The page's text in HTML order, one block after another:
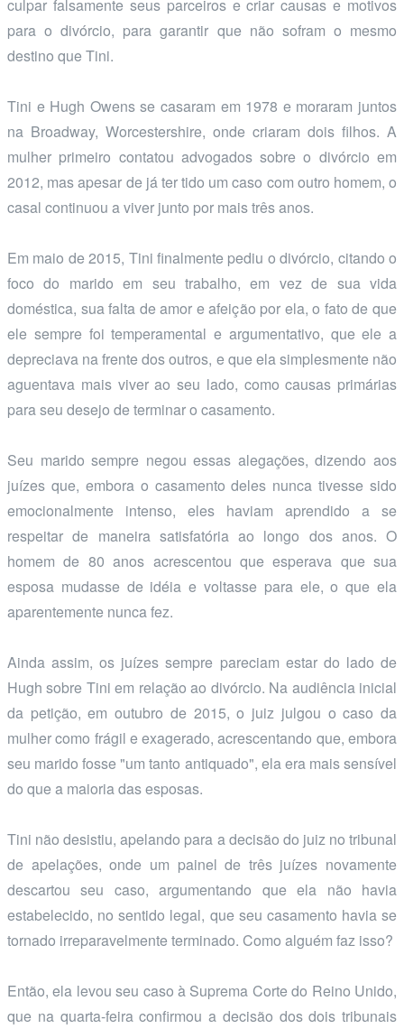
culpar falsamente seus parceiros e criar causas e motivos
para o divórcio, para garantir que não sofram o mesmo
destino que Tini.
Tini e Hugh Owens se casaram em 1978 e moraram juntos
na Broadway, Worcestershire, onde criaram dois filhos. A
mulher primeiro contatou advogados sobre o divórcio em
2012, mas apesar de já ter tido um caso com outro homem, o
casal continuou a viver junto por mais três anos.
Em maio de 2015, Tini finalmente pediu o divórcio, citando o
foco do marido em seu trabalho, em vez de sua vida
doméstica, sua falta de amor e afeição por ela, o fato de que
ele sempre foi temperamental e argumentativo, que ele a
depreciava na frente dos outros, e que ela simplesmente não
aguentava mais viver ao seu lado, como causas primárias
para seu desejo de terminar o casamento.
Seu marido sempre negou essas alegações, dizendo aos
juízes que, embora o casamento deles nunca tivesse sido
emocionalmente intenso, eles haviam aprendido a se
respeitar de maneira satisfatória ao longo dos anos. O
homem de 80 anos acrescentou que esperava que sua
esposa mudasse de idéia e voltasse para ele, o que ela
aparentemente nunca fez.
Ainda assim, os juízes sempre pareciam estar do lado de
Hugh sobre Tini em relação ao divórcio. Na audiência inicial
da petição, em outubro de 2015, o juiz julgou o caso da
mulher como frágil e exagerado, acrescentando que, embora
seu marido fosse "um tanto antiquado", ela era mais sensível
do que a maioria das esposas.
Tini não desistiu, apelando para a decisão do juiz no tribunal
de apelações, onde um painel de três juízes novamente
descartou seu caso, argumentando que ela não havia
estabelecido, no sentido legal, que seu casamento havia se
tornado irreparavelmente terminado. Como alguém faz isso?
Então, ela levou seu caso à Suprema Corte do Reino Unido,
que na quarta-feira confirmou a decisão dos dois tribunais